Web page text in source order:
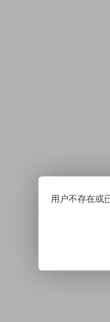
用户不存在或